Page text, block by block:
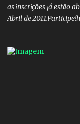
as inscrições já estão
Abril de